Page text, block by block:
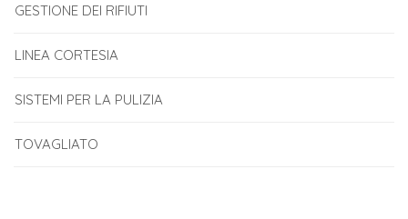
GESTIONE DEI RIFIUTI
LINEA CORTESIA
SISTEMI PER LA PULIZIA
TOVAGLIATO